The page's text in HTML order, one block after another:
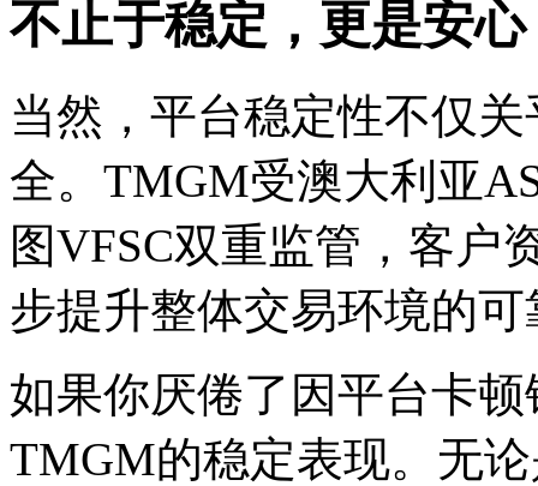
不止于稳定，更是安心
当然，平台稳定性不仅
全。TMGM受澳大利亚
图VFSC双重监管，客户
步提升整体交易环境的可
如果你厌倦了因平台卡
TMGM的稳定表现。无